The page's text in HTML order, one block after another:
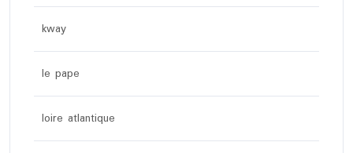
kway
le pape
loire atlantique